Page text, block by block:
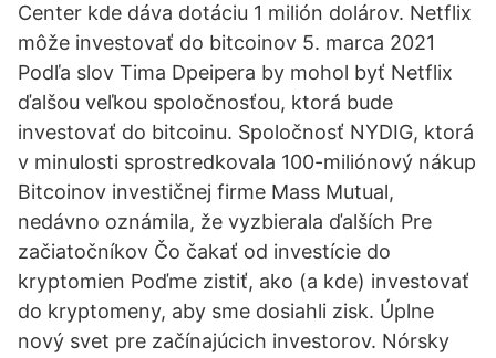
Center kde dáva dotáciu 1 milión dolárov. Netflix
môže investovať do bitcoinov 5. marca 2021
Podľa slov Tima Dpeipera by mohol byť Netflix
ďalšou veľkou spoločnosťou, ktorá bude
investovať do bitcoinu. Spoločnosť NYDIG, ktorá
v minulosti sprostredkovala 100-miliónový nákup
Bitcoinov investičnej firme Mass Mutual,
nedávno oznámila, že vyzbierala ďalších Pre
začiatočníkov Čo čakať od investície do
kryptomien Poďme zistiť, ako (a kde) investovať
do kryptomeny, aby sme dosiahli zisk. Úplne
nový svet pre začínajúcich investorov. Nórsky